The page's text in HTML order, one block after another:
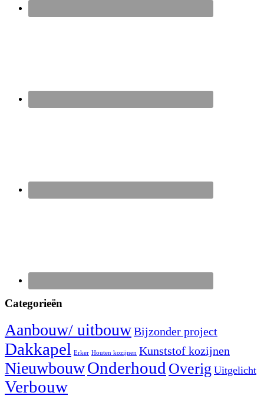
Categorieën
Aanbouw/ uitbouwBijzonder project
Dakkapel Erker Houten kozijnen Kunststof kozijnen
NieuwbouwOnderhoud Overig Uitgelicht
Verbouw